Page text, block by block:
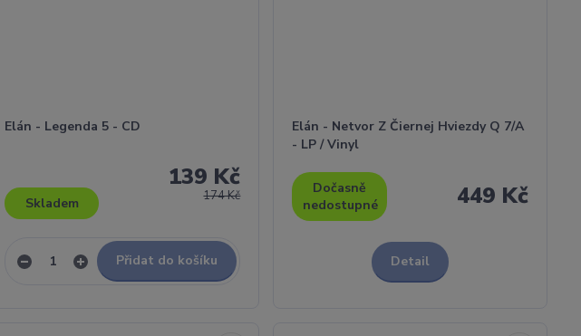
Elán - Legenda 5 - CD
174 Kč
139 Kč
Skladem
Přidat do košíku
Elán - Netvor Z Čiernej Hviezdy Q 7/A
- LP / Vinyl
449 Kč
Dočasně
nedostupné
Detail